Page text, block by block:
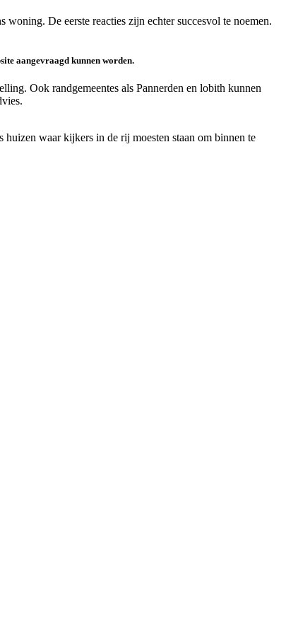
De eerste reacties zijn echter succesvol te noemen.
aangevraagd kunnen worden.
Ook randgemeentes als Pannerden en lobith kunnen
waar kijkers in de rij moesten staan om binnen te